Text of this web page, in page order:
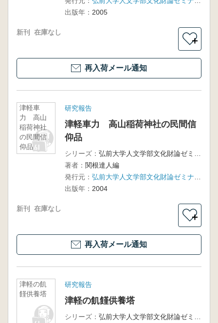
出版年： 2005
新刊 在庫なし
＋
再入荷メール通知
津軽車
力 高山
稲荷神社
の民間信
仰品
研究報告
津軽車力 高山稲荷神社の民間信
仰品
シリーズ：
著者： 関根達人編
発行元：
出版年： 2004
新刊 在庫なし
＋
再入荷メール通知
津軽の飢
饉供養塔
研究報告
津軽の飢饉供養塔
シリーズ：